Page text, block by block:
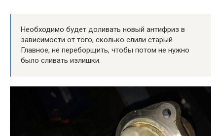
Необходимо будет доливать новый антифриз в
зависимости от того, сколько слили старый.
Главное, не переборщить, чтобы потом не нужно
было сливать излишки.